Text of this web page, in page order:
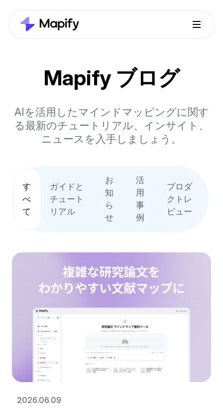
Mapify ブログ
AIを活用したマインドマッピングに関す
る最新のチュートリアル、インサイト、
ニュースを入手しましょう。
す
べ
て
ガイドと
チュート
リアル
お
知
ら
せ
活
用
事
例
プロダ
クトレ
ビュー
2026.06.09